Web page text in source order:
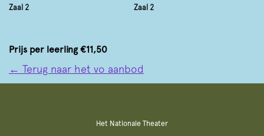
Zaal 2
Zaal 2
Prijs per leerling €11,50
← Terug naar het vo aanbod
Het Nationale Theater